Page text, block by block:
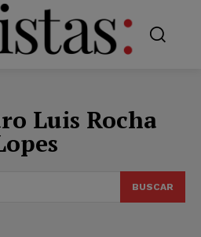
Luis Rocha
BUSCAR